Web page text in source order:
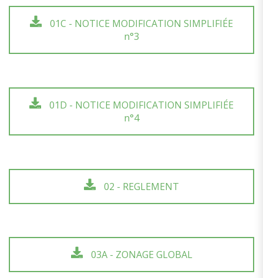
01C - NOTICE MODIFICATION SIMPLIFIÉE
n°3
01D - NOTICE MODIFICATION SIMPLIFIÉE
n°4
02 - REGLEMENT
03A - ZONAGE GLOBAL